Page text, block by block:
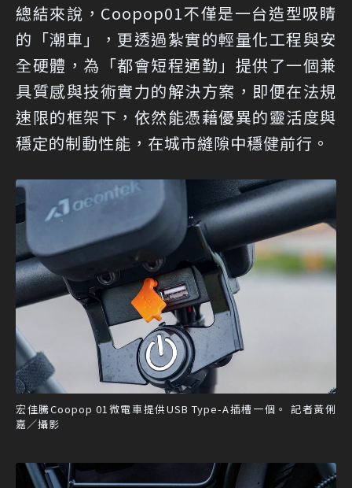
總結來說，Coopop01不僅是一台造型吸睛
的「潮車」，更透過紮實的輕量化工程與安
全硬體，為「都會短程通勤」提供了一個兼
具質感與技術實力的解決方案，即便在法規
速限的框架下，依然能憑藉優異的靈活度與
穩定的制動性能，在城市縫隙中穩健前行。
宏佳騰Coopop 01微電車提供USB Type-A插槽一個。 記者黃俐
嘉／攝影